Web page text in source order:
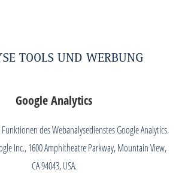
TOOLS UND WERBUNG
Google Analytics
des Webanalysedienstes Google Analytics.
Inc., 1600 Amphitheatre Parkway, Mountain View,
CA 94043, USA.